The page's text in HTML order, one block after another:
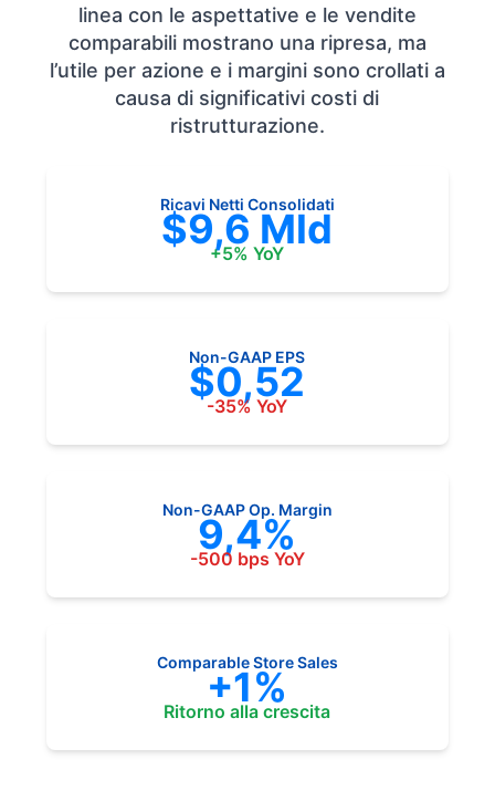
linea con le aspettative e le vendite
comparabili mostrano una ripresa, ma
l’utile per azione e i margini sono crollati a
causa di significativi costi di
ristrutturazione.
Ricavi Netti Consolidati
$9,6 Mld
+5% YoY
Non-GAAP EPS
$0,52
-35% YoY
Non-GAAP Op. Margin
9,4%
-500 bps YoY
Comparable Store Sales
+1%
Ritorno alla crescita